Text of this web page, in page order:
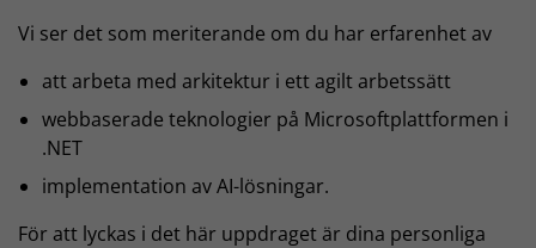
Vi ser det som meriterande om du har erfarenhet av
att arbeta med arkitektur i ett agilt arbetssätt
webbaserade teknologier på Microsoftplattformen i
.NET
implementation av AI-lösningar.
För att lyckas i det här uppdraget är dina personliga